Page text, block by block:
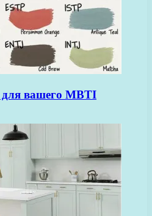
вашего MBTI